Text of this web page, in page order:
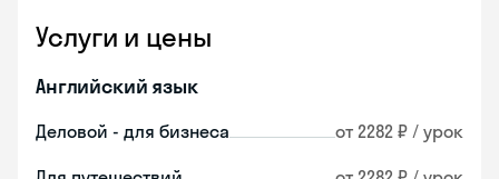
Услуги и цены
Английский язык
Деловой - для бизнеса от 2282 ₽ / урок